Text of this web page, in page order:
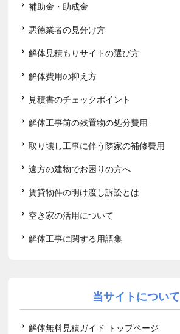
補助金・助成金
悪徳業者の見分け方
解体見積もりサイトの選び方
解体費用の抑え方
見積書のチェックポイント
解体工事前の残置物の処分費用
取り壊し工事に伴う隣家の補修費用
遠方の建物でお困りの方へ
賃貸物件の明け渡し訴訟とは
空き家の活用について
解体工事に関する用語集
当サイトについて
解体無料見積ガイド トップページ